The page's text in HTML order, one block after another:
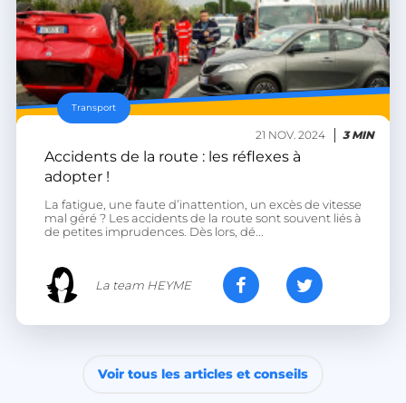
21 NOV. 2024 3 MIN
Transport
Accidents de la route : les réflexes à
adopter !
La fatigue, une faute d’inattention, un excès de vitesse
mal géré ? Les accidents de la route sont souvent liés à
de petites imprudences. Dès lors, dé...
La team HEYME
Voir tous les articles et conseils
CookieScript
.heyme.care